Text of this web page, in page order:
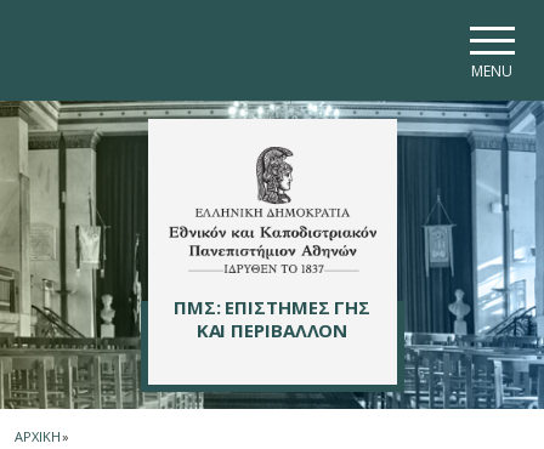
MENU
ΠΜΣ: ΕΠΙΣΤΗΜΕΣ ΓΗΣ
ΚΑΙ ΠΕΡΙΒΑΛΛΟΝ
ΑΡΧΙΚΗ»